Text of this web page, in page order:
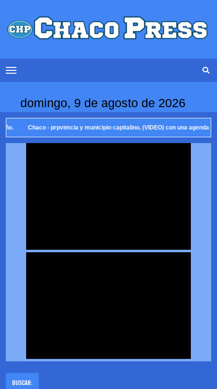
domingo, 9 de agosto de 2026
Chaco - prpvimcia y municipio capitalino, (VIDEO) con una agenda recreativa
BUSCAR: